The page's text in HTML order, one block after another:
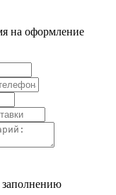
на оформление
заполнению